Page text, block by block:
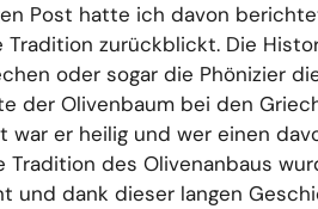
Post hatte ich davon
Tradition zurückblickt. Die
oder sogar die Phönizier
der Olivenbaum bei den
war er heilig und wer einen
Tradition des Olivenanbaus
und dank dieser langen